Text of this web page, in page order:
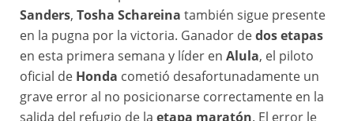
Sanders, Tosha Schareina también sigue presente
en la pugna por la victoria. Ganador dedos etapas
en esta primera semana y líder en Alula, el piloto
oficial de Honda cometió desafortunadamente un
grave error al no posicionarse correctamente en la
salida del refugio de la etapa maratón. El error le